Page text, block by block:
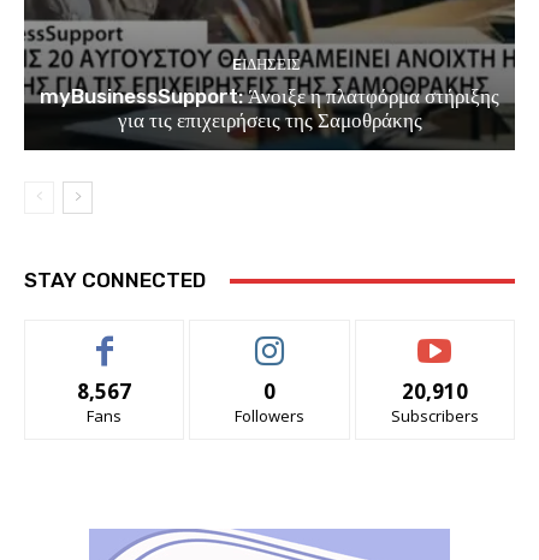
EΙΔΗΣΕΙΣ
myBusinessSupport: Άνοιξε η πλατφόρμα στήριξης
για τις επιχειρήσεις της Σαμοθράκης
STAY CONNECTED
8,567
Fans
0
Followers
20,910
Subscribers